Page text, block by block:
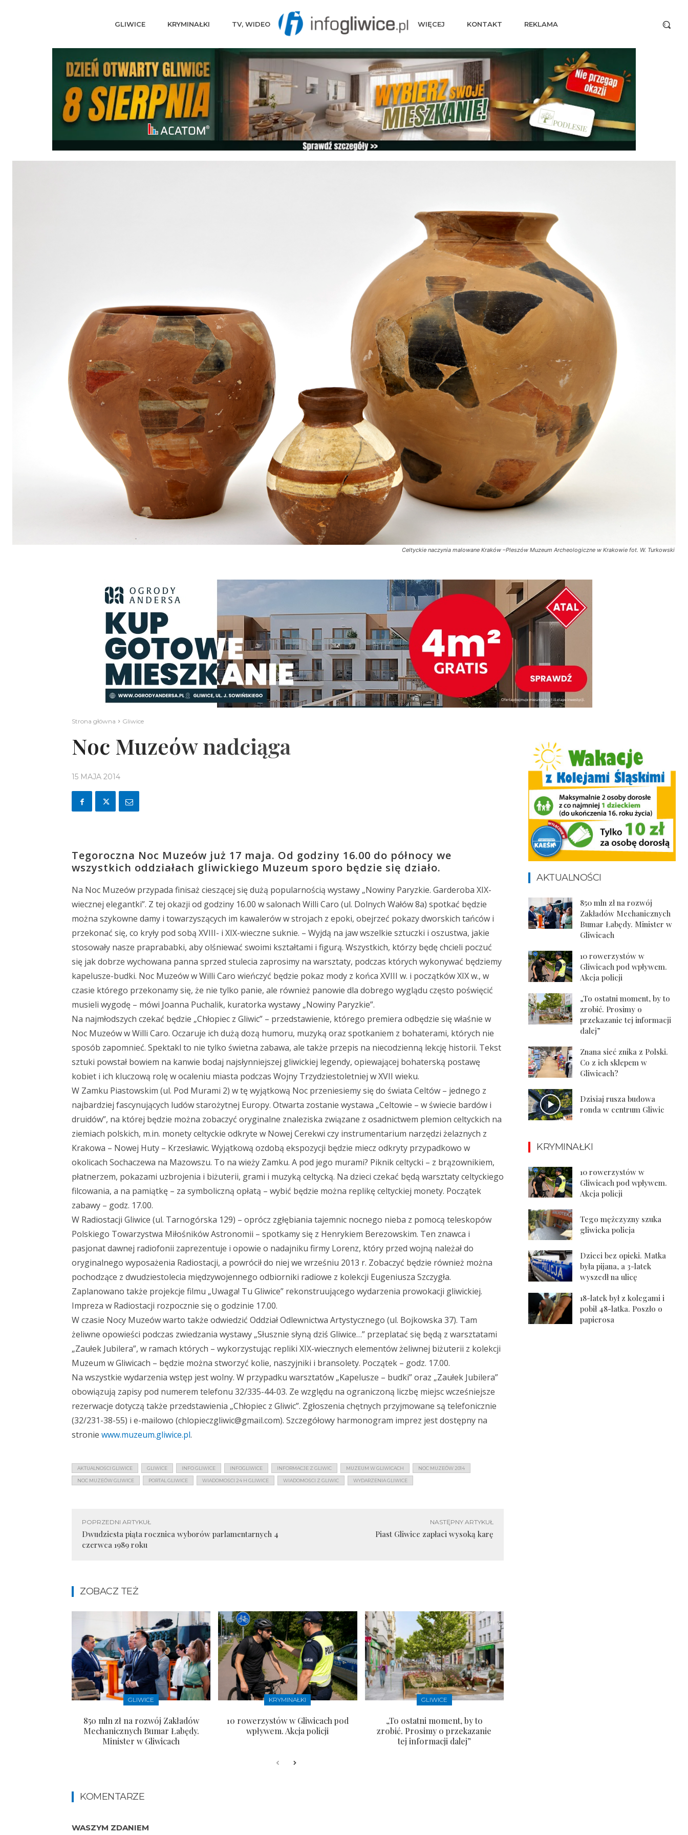
GLIWICE KRYMINAŁKI TV, WIDEO WIĘCEJ KONTAKT REKLAMA
Celtyckie naczynia malowane Kraków –Pleszów Muzeum Archeologiczne w Krakowie fot. W. Turkowski
Strona główna Gliwice
Noc Muzeów nadciąga
15 MAJA 2014
Tegoroczna Noc Muzeów już 17 maja. Od godziny 16.00 do północy we
wszystkich oddziałach gliwickiego Muzeum sporo będzie się działo.
Na Noc Muzeów przypada finisaż cieszącej się dużą popularnością wystawy „Nowiny Paryzkie. Garderoba XIX-
wiecznej elegantki”. Z tej okazji od godziny 16.00 w salonach Willi Caro (ul. Dolnych Wałów 8a) spotkać będzie
można szykowne damy i towarzyszących im kawalerów w strojach z epoki, obejrzeć pokazy dworskich tańców i
przekonać się, co kryły pod sobą XVIII- i XIX-wieczne suknie. – Wyjdą na jaw wszelkie sztuczki i oszustwa, jakie
stosowały nasze praprababki, aby olśniewać swoimi kształtami i figurą. Wszystkich, którzy będę chcieli poczuć
się jak dobrze wychowana panna sprzed stulecia zaprosimy na warsztaty, podczas których wykonywać będziemy
kapelusze-budki. Noc Muzeów w Willi Caro wieńczyć będzie pokaz mody z końca XVIII w. i początków XIX w., w
czasie którego przekonamy się, że nie tylko panie, ale również panowie dla dobrego wyglądu często poświęcić
musieli wygodę – mówi Joanna Puchalik, kuratorka wystawy „Nowiny Paryzkie”.
Na najmłodszych czekać będzie „Chłopiec z Gliwic” – przedstawienie, którego premiera odbędzie się właśnie w
Noc Muzeów w Willi Caro. Oczaruje ich dużą dozą humoru, muzyką oraz spotkaniem z bohaterami, których nie
sposób zapomnieć. Spektakl to nie tylko świetna zabawa, ale także przepis na niecodzienną lekcję historii. Tekst
sztuki powstał bowiem na kanwie bodaj najsłynniejszej gliwickiej legendy, opiewającej bohaterską postawę
kobiet i ich kluczową rolę w ocaleniu miasta podczas Wojny Trzydziestoletniej w XVII wieku.
W Zamku Piastowskim (ul. Pod Murami 2) w tę wyjątkową Noc przeniesiemy się do świata Celtów – jednego z
najbardziej fascynujących ludów starożytnej Europy. Otwarta zostanie wystawa „Celtowie – w świecie bardów i
druidów”, na której będzie można zobaczyć oryginalne znaleziska związane z osadnictwem plemion celtyckich na
ziemiach polskich, m.in. monety celtyckie odkryte w Nowej Cerekwi czy instrumentarium narzędzi żelaznych z
Krakowa – Nowej Huty – Krzesławic. Wyjątkową ozdobą ekspozycji będzie miecz odkryty przypadkowo w
okolicach Sochaczewa na Mazowszu. To na wieży Zamku. A pod jego murami? Piknik celtycki – z brązownikiem,
płatnerzem, pokazami uzbrojenia i biżuterii, grami i muzyką celtycką. Na dzieci czekać będą warsztaty celtyckiego
filcowania, a na pamiątkę – za symboliczną opłatą – wybić będzie można replikę celtyckiej monety. Początek
zabawy – godz. 17.00.
W Radiostacji Gliwice (ul. Tarnogórska 129) – oprócz zgłębiania tajemnic nocnego nieba z pomocą teleskopów
Polskiego Towarzystwa Miłośników Astronomii – spotkamy się z Henrykiem Berezowskim. Ten znawca i
pasjonat dawnej radiofonii zaprezentuje i opowie o nadajniku firmy Lorenz, który przed wojną należał do
oryginalnego wyposażenia Radiostacji, a powrócił do niej we wrześniu 2013 r. Zobaczyć będzie również można
pochodzące z dwudziestolecia międzywojennego odbiorniki radiowe z kolekcji Eugeniusza Szczygła.
Zaplanowano także projekcje filmu „Uwaga! Tu Gliwice” rekonstruującego wydarzenia prowokacji gliwickiej.
Impreza w Radiostacji rozpocznie się o godzinie 17.00.
W czasie Nocy Muzeów warto także odwiedzić Oddział Odlewnictwa Artystycznego (ul. Bojkowska 37). Tam
żeliwne opowieści podczas zwiedzania wystawy „Słusznie słyną dziś Gliwice…” przeplatać się będą z warsztatami
„Zaułek Jubilera”, w ramach których – wykorzystując repliki XIX-wiecznych elementów żeliwnej biżuterii z kolekcji
Muzeum w Gliwicach – będzie można stworzyć kolie, naszyjniki i bransolety. Początek – godz. 17.00.
Na wszystkie wydarzenia wstęp jest wolny. W przypadku warsztatów „Kapelusze – budki” oraz „Zaułek Jubilera”
obowiązują zapisy pod numerem telefonu 32/335-44-03. Ze względu na ograniczoną liczbę miejsc wcześniejsze
rezerwacje dotyczą także przedstawienia „Chłopiec z Gliwic”. Zgłoszenia chętnych przyjmowane są telefonicznie
(32/231-38-55) i e-mailowo (chlopieczgliwic@gmail.com). Szczegółowy harmonogram imprez jest dostępny na
stronie www.muzeum.gliwice.pl.
AKTUALNOŚCI GLIWICE GLIWICE INFO GLIWICE INFOGLIWICE INFORMACJE Z GLIWIC MUZEUM W GLIWICACH NOC MUZEÓW 2014
NOC MUZEÓW GLIWICE PORTAL GLIWICE WIADOMOŚCI 24 H GLIWICE WIADOMOŚCI Z GLIWIC WYDARZENIA GLIWICE
POPRZEDNI ARTYKUŁ
Dwudziesta piąta rocznica wyborów parlamentarnych 4
czerwca 1989 roku
NASTĘPNY ARTYKUŁ
Piast Gliwice zapłaci wysoką karę
ZOBACZ TEŻ
GLIWICE
850 mln zł na rozwój Zakładów
Mechanicznych Bumar Łabędy.
Minister w Gliwicach
KRYMINAŁKI
10 rowerzystów w Gliwicach pod
wpływem. Akcja policji
GLIWICE
„To ostatni moment, by to
zrobić. Prosimy o przekazanie
tej informacji dalej”
KOMENTARZE
WASZYM ZDANIEM
AKTUALNOŚCI
850 mln zł na rozwój
Zakładów Mechanicznych
Bumar Łabędy. Minister w
Gliwicach
10 rowerzystów w
Gliwicach pod wpływem.
Akcja policji
„To ostatni moment, by to
zrobić. Prosimy o
przekazanie tej informacji
dalej”
Znana sieć znika z Polski.
Co z ich sklepem w
Gliwicach?
Dzisiaj rusza budowa
ronda w centrum Gliwic
KRYMINAŁKI
10 rowerzystów w
Gliwicach pod wpływem.
Akcja policji
Tego mężczyzny szuka
gliwicka policja
Dzieci bez opieki. Matka
była pijana, a 3-latek
wyszedł na ulicę
18-latek był z kolegami i
pobił 48-latka. Poszło o
papierosa